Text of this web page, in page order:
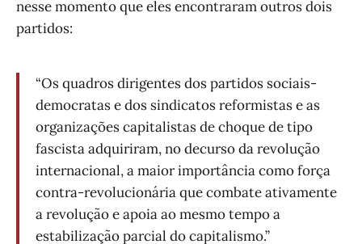
nesse momento que eles encontraram outros dois
partidos:
“Os quadros dirigentes dos partidos sociais-
democratas e dos sindicatos reformistas e as
organizações capitalistas de choque de tipo
fascista adquiriram, no decurso da revolução
internacional, a maior importância como força
contra-revolucionária que combate ativamente
a revolução e apoia ao mesmo tempo a
estabilização parcial do capitalismo.”